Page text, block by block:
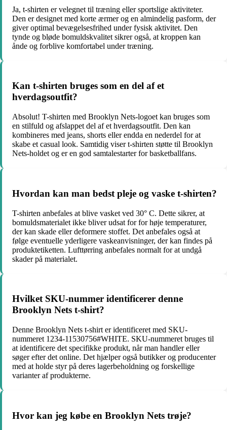
Ja, t-shirten er velegnet til træning eller sportslige aktiviteter.
Den er designet med korte ærmer og en almindelig pasform, der
giver optimal bevægelsesfrihed under fysisk aktivitet. Den
tynde og bløde bomuldskvalitet sikrer også, at kroppen kan
ånde og forblive komfortabel under træning.
Kan t-shirten bruges som en del af et
hverdagsoutfit?
Absolut! T-shirten med Brooklyn Nets-logoet kan bruges som
en stilfuld og afslappet del af et hverdagsoutfit. Den kan
kombineres med jeans, shorts eller endda en nederdel for at
skabe et casual look. Samtidig viser t-shirten støtte til Brooklyn
Nets-holdet og er en god samtalestarter for basketballfans.
Hvordan kan man bedst pleje og vaske t-shirten?
T-shirten anbefales at blive vasket ved 30° C. Dette sikrer, at
bomuldsmaterialet ikke bliver udsat for for høje temperaturer,
der kan skade eller deformere stoffet. Det anbefales også at
følge eventuelle yderligere vaskeanvisninger, der kan findes på
produktetiketten. Lufttørring anbefales normalt for at undgå
skader på materialet.
Hvilket SKU-nummer identificerer denne
Brooklyn Nets t-shirt?
Denne Brooklyn Nets t-shirt er identificeret med SKU-
nummeret 1234-11530756#WHITE. SKU-nummeret bruges til
at identificere det specifikke produkt, når man handler eller
søger efter det online. Det hjælper også butikker og producenter
med at holde styr på deres lagerbeholdning og forskellige
varianter af produkterne.
Hvor kan jeg købe en Brooklyn Nets trøje?